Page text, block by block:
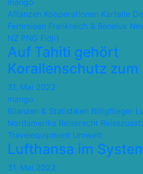
mango
Allianzen Kooperationen Kartelle
Fernreisen Frankreich & Benelux
NZ PNG Fidji)
Auf Tahiti gehört
Korallenschutz zum
31. Mai 2022
mango
Bilanzen & Statistiken Billigflieger
Nordamerika Reiserecht
Travelequipment Umwelt
Lufthansa im
31. Mai 2022